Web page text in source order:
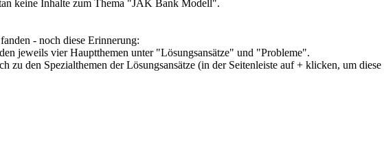
keine Inhalte zum Thema "JAK Bank Modell".
- noch diese Erinnerung:
jeweils vier Hauptthemen unter "Lösungsansätze" und "Probleme".
zu den Spezialthemen der Lösungsansätze (in der Seitenleiste auf + klicken, um